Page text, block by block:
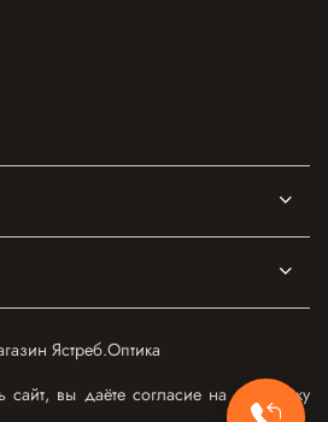
Ястреб.Оптика
вы даёте согласие на обработку